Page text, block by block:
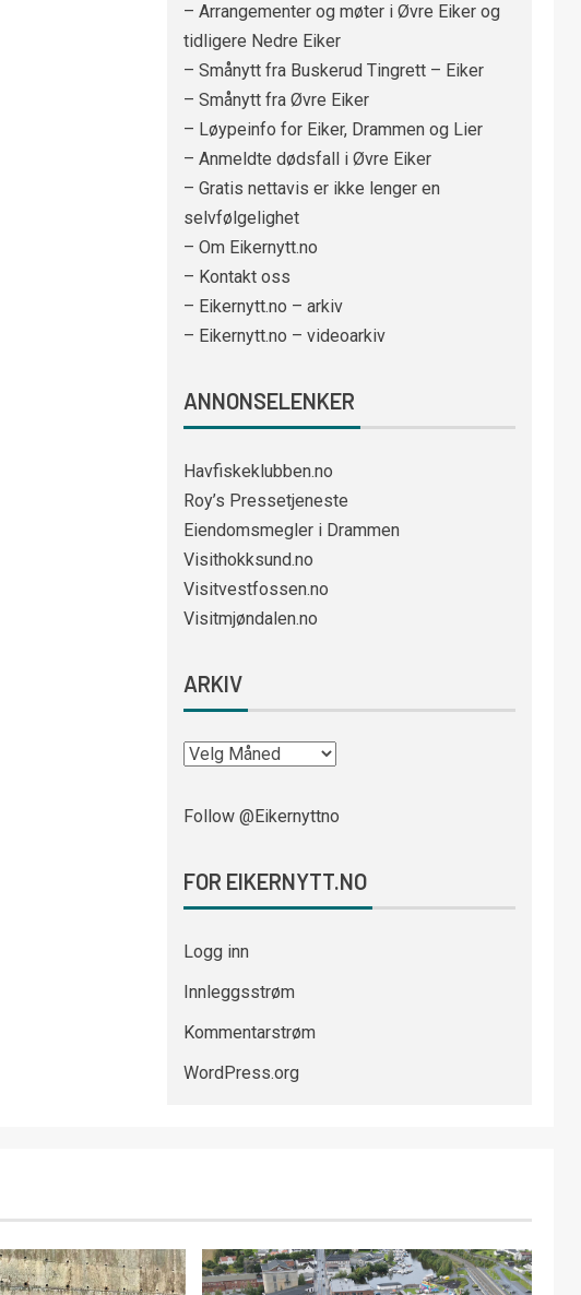
– Arrangementer og møter i Øvre Eiker og
tidligere Nedre Eiker
– Smånytt fra Buskerud Tingrett – Eiker
– Smånytt fra Øvre Eiker
– Løypeinfo for Eiker, Drammen og Lier
– Anmeldte dødsfall i Øvre Eiker
– Gratis nettavis er ikke lenger en
selvfølgelighet
– Om Eikernytt.no
– Kontakt oss
– Eikernytt.no – arkiv
– Eikernytt.no – videoarkiv
ANNONSELENKER
Havfiskeklubben.no
Roy’s Pressetjeneste
Eiendomsmegler i Drammen
Visithokksund.no
Visitvestfossen.no
Visitmjøndalen.no
ARKIV
Follow @Eikernyttno
FOR EIKERNYTT.NO
Logg inn
Innleggsstrøm
Kommentarstrøm
WordPress.org